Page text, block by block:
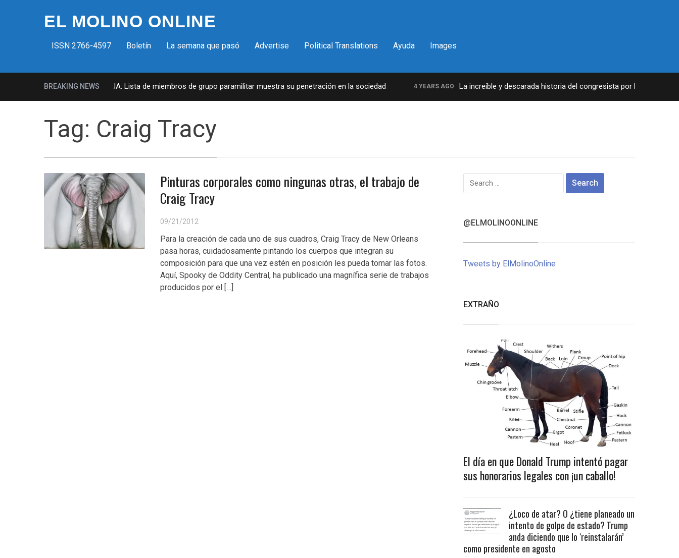
EL MOLINO ONLINE
ISSN 2766-4597 Boletín La semana que pasó Advertise Political Translations Ayuda Images
BREAKING NEWS
Milicias fascistas en EUA: Lista de miembros de grupo paramilitar muestra su penetración en la sociedad 4 YEARS AGO La increíble y descarada historia del congresista por NY George
Tag: Craig Tracy
Pinturas corporales como ningunas otras, el trabajo de
Craig Tracy
09/21/2012
Para la creación de cada uno de sus cuadros, Craig Tracy de New Orleans
pasa horas, cuidadosamente pintando los cuerpos que integran su
composición para que una vez estén en posición les pueda tomar las fotos.
Aquí, Spooky de Oddity Central, ha publicado una magnífica serie de trabajos
producidos por el […]
Search
for:
@ELMOLINOONLINE
Tweets by ElMolinoOnline
EXTRAÑO
El día en que Donald Trump intentó pagar
sus honorarios legales con ¡un caballo!
¿Loco de atar? O ¿tiene planeado un
intento de golpe de estado? Trump
anda diciendo que lo ‘reinstalarán’
como presidente en agosto